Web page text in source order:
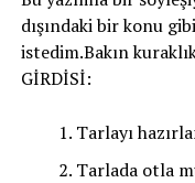
dışındaki bir konu
istedim.Bakın
GİRDİSİ:
Tarlayı
Tarlada otla